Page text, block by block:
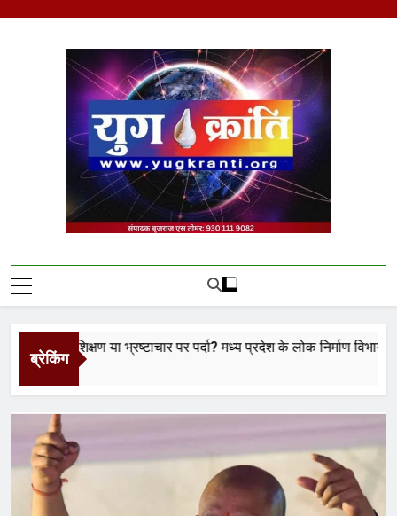
Yug Kranti | Trusted
News Portal
ब्रेकिंग
प्रशिक्षण या भ्रष्टाचार पर पर्दा? मध्य प्रदेश के लोक निर्माण विभाग पर उठे